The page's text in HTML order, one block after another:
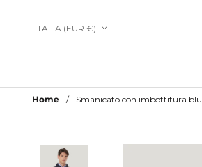
Paese/Area
ITALIA (EUR €)
Home Smanicato con imbottitura blu